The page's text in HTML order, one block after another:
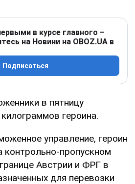
в курсе главного –
на Новини на OBOZ.UA в
Подписаться
в пятницу
героина.
управление, героин
контрольно-пропускном
Австрии и ФРГ в
для перевозки